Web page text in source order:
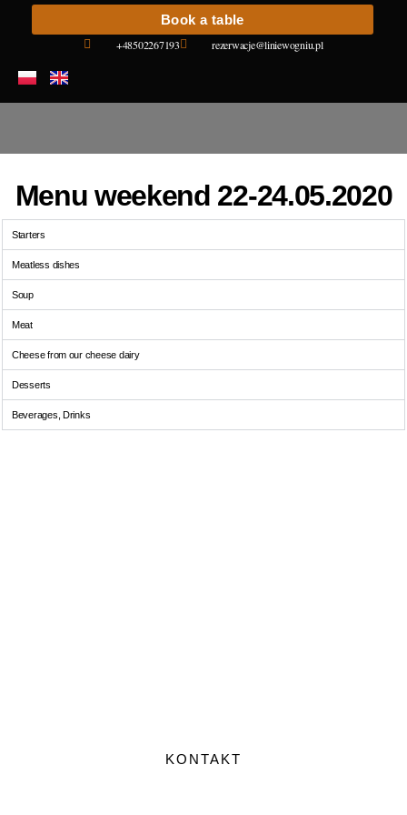
Book a table
+48502267193 rezerwacje@liniewogniu.pl
Menu weekend 22-24.05.2020
Starters
Meatless dishes
Soup
Meat
Cheese from our cheese dairy
Desserts
Beverages, Drinks
KONTAKT